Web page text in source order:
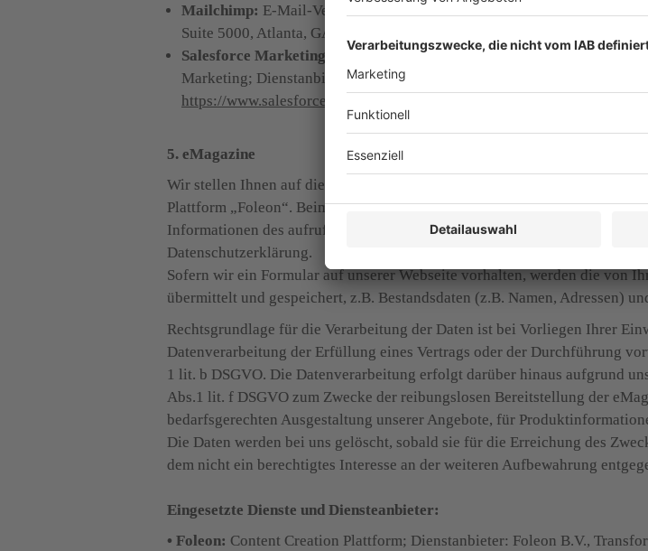
Mailchimp: E-Mail-Versand und -Marketing-Plattform; Dienstanbieter:
Suite 5000, Atlanta, GA 30308, USA; Website:
Salesforce Marketing Cloud: E-Mail-Versand, Automatisierungs- und
https://www.salesforce.com/de/
5. eMagazine
Wir stellen Ihnen auf dieser Webseite unsere eMagazine zum Download
Plattform „Foleon“. Beim Öffnen der Foleon-Applikation und Lesen der
Informationen des aufrufenden Rechners, um Ihnen die Inhalte
Datenschutzerklärung.
Sofern wir ein Formular auf unserer Webseite vorhalten, werden die von
übermittelt und gespeichert, z.B. Bestandsdaten (z.B. Namen, Adressen)
Rechtsgrundlage für die Verarbeitung der Daten ist bei Vorliegen Ihrer
Datenverarbeitung der Erfüllung eines Vertrags oder der Durchführung
1 lit. b DSGVO. Die Datenverarbeitung erfolgt darüber hinaus aufgrund
Abs.1 lit. f DSGVO zum Zwecke der reibungslosen Bereitstellung der
bedarfsgerechten Ausgestaltung unserer Angebote, für
Die Daten werden bei uns gelöscht, sobald sie für die Erreichung des
dem nicht ein berechtigtes Interesse an der weiteren Aufbewahrung
Eingesetzte Dienste und Diensteanbieter:
• Foleon: Content Creation Plattform; Dienstanbieter: Foleon B.V.,